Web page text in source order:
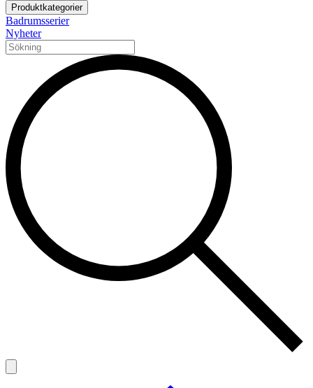
Produktkategorier
Badrumsserier
Nyheter